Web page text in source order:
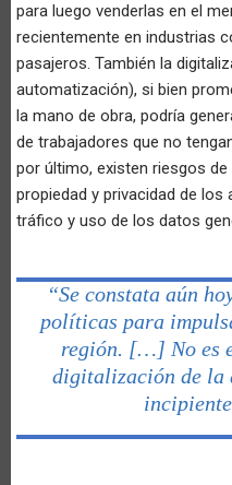
para luego venderlas en el
recientemente en industrias
pasajeros. También la
automatización), si bien
la mano de obra, podría
de trabajadores que no
por último, existen riesgos
propiedad y privacidad de
tráfico y uso de los datos
“Se constata aún
políticas para
región. […] No es
digitalización de la